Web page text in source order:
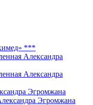
***
Александра
Александра
Эгромжана
Эгромжана